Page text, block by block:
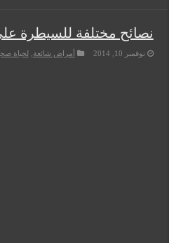
نصائح مختلفة للسيطرة
نوفمبر 10, 2014 أمراض شائعة لحياة